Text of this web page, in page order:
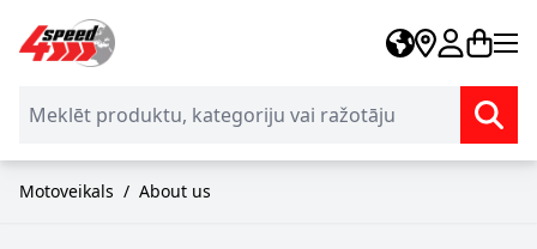
Skip to Content
Motoveikals / About us